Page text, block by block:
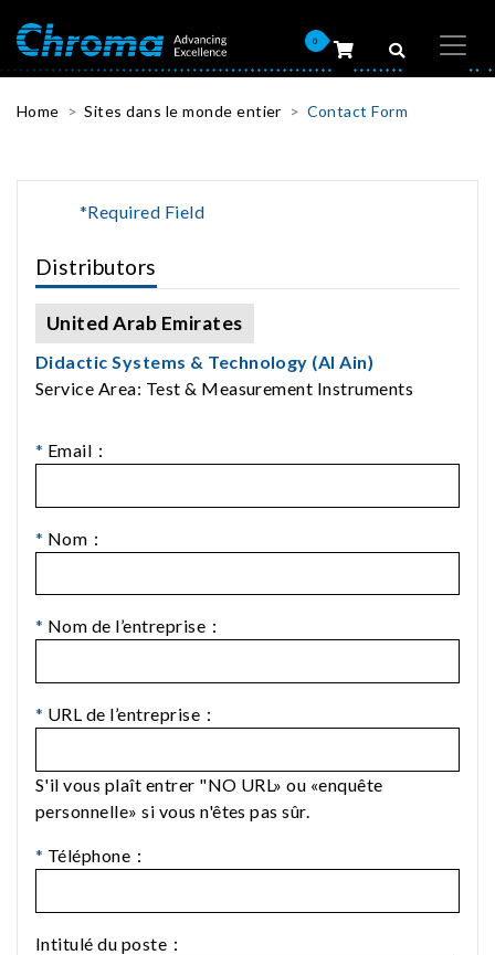
0
Home Sites dans le monde entier Contact Form
*Required Field
Distributors
United Arab Emirates
Didactic Systems & Technology (Al Ain)
Service Area: Test & Measurement Instruments
* Email：
* Nom：
* Nom de l’entreprise：
* URL de l’entreprise：
S'il vous plaît entrer "NO URL» ou «enquête
personnelle» si vous n'êtes pas sûr.
* Téléphone：
Intitulé du poste：